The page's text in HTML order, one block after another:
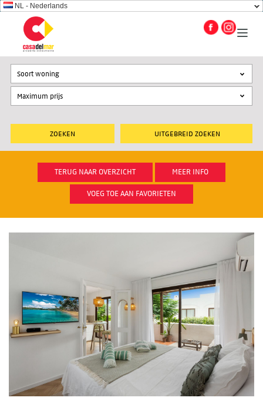
NL - Nederlands
UITGEBREID ZOEKEN
Soort woning
TERUG NAAR OVERZICHT MEER INFO
VOEG TOE AAN FAVORIETEN